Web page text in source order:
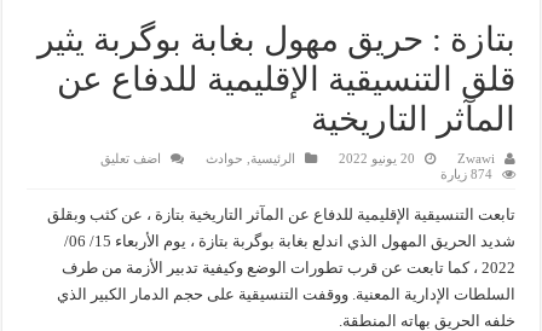
بتازة : حريق مهول بغابة بوگربة يثير
قلق التنسيقية الإقليمية للدفاع عن
المآثر التاريخية
Zwawi 20 يونيو 2022 الرئيسية حوادث
اضف تعليق
874 زيارة
تابعت التنسيقية الإقليمية للدفاع عن المآثر التاريخية بتازة ، عن كثب وبقلق
شديد الحريق المهول الذي اندلع بغابة بوگربة بتازة ، يوم الأربعاء 15/ 06/
2022 ، كما تابعت عن قرب تطورات الوضع وكيفية تدبير الأزمة من طرف
السلطات الإدارية المعنية. ووقفت التنسيقية على حجم الدمار الكبير الذي
خلفه الحريق بهاته المنطقة.